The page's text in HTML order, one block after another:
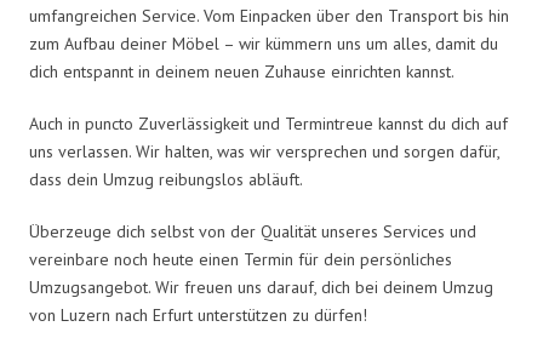
umfangreichen Service. Vom Einpacken über den Transport bis hin
zum Aufbau deiner Möbel – wir kümmern uns um alles, damit du
dich entspannt in deinem neuen Zuhause einrichten kannst.
Auch in puncto Zuverlässigkeit und Termintreue kannst du dich auf
uns verlassen. Wir halten, was wir versprechen und sorgen dafür,
dass dein Umzug reibungslos abläuft.
Überzeuge dich selbst von der Qualität unseres Services und
vereinbare noch heute einen Termin für dein persönliches
Umzugsangebot. Wir freuen uns darauf, dich bei deinem Umzug
von Luzern nach Erfurt unterstützen zu dürfen!